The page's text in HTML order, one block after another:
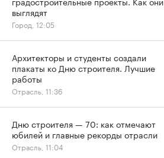
выглядят
Город, 12:05
Архитекторы и студенты создали
плакаты ко Дню строителя. Лучшие
работы
Отрасль, 11:36
Дню строителя — 70: как отмечают
юбилей и главные рекорды отрасли
Отрасль, 11:04